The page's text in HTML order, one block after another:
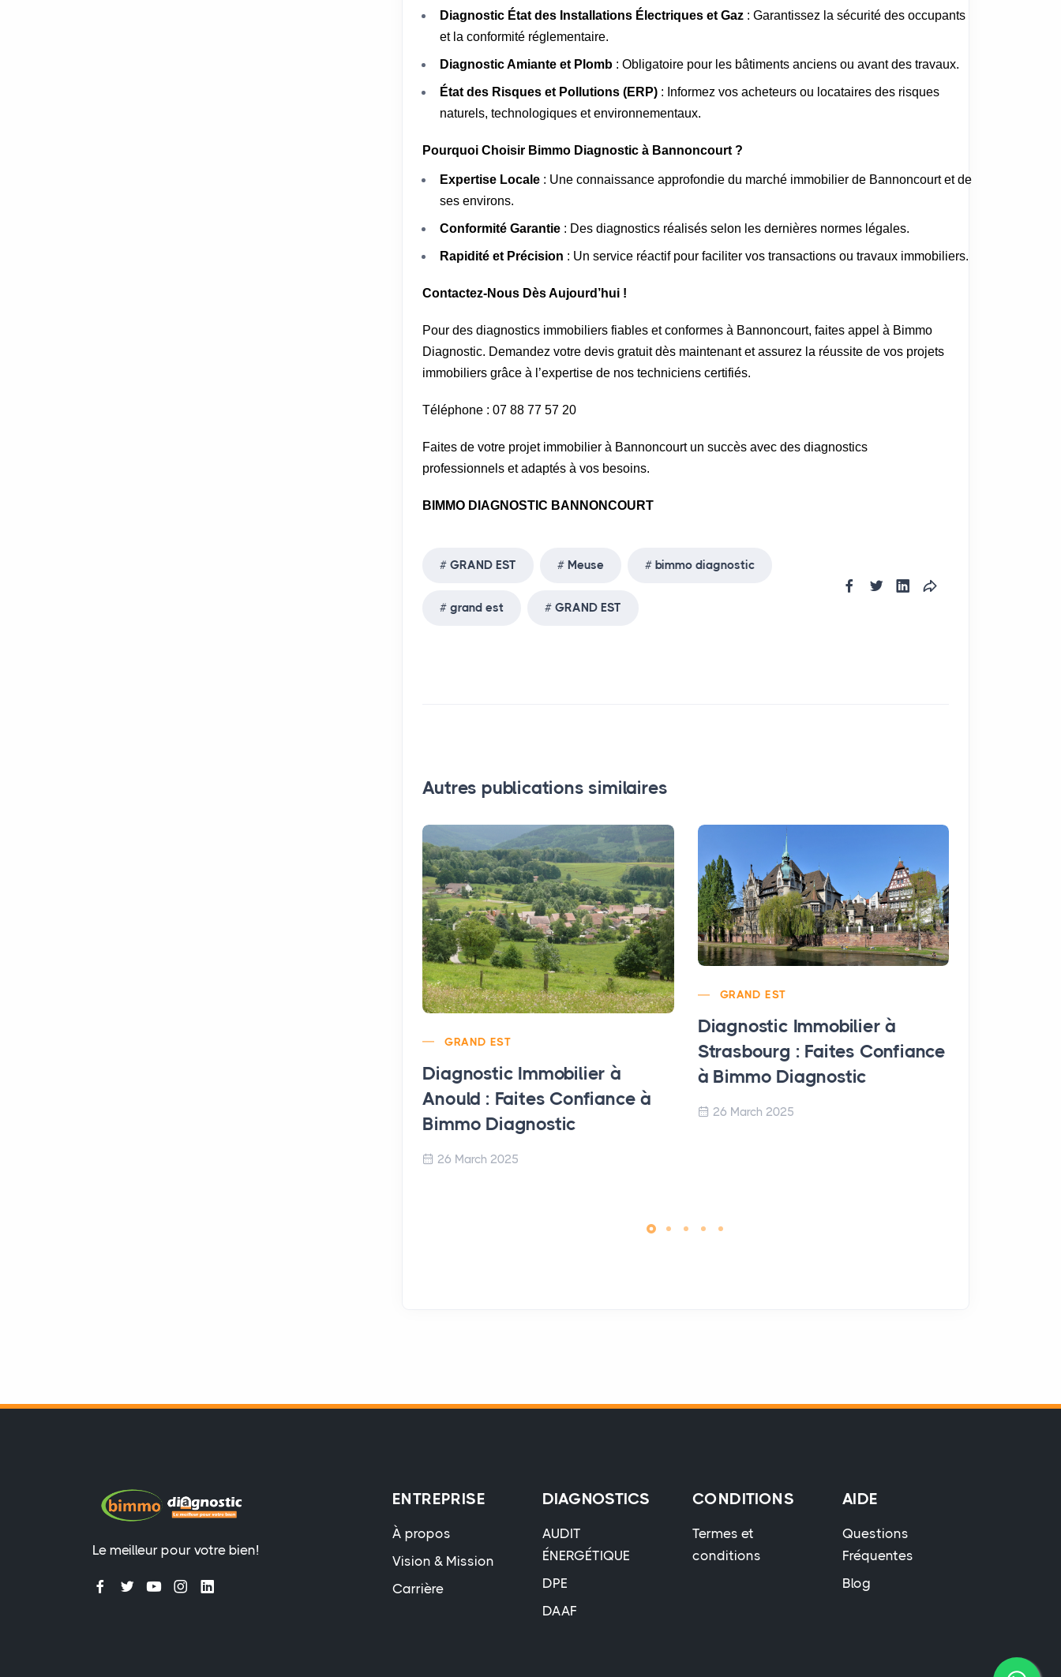
Diagnostic État des Installations Électriques et Gaz : Garantissez la sécurité des occupants
et la conformité réglementaire.
Diagnostic Amiante et Plomb : Obligatoire pour les bâtiments anciens ou avant des travaux.
État des Risques et Pollutions (ERP) : Informez vos acheteurs ou locataires des risques
naturels, technologiques et environnementaux.
Pourquoi Choisir Bimmo Diagnostic à Bannoncourt ?
Expertise Locale : Une connaissance approfondie du marché immobilier de Bannoncourt et de
ses environs.
Conformité Garantie : Des diagnostics réalisés selon les dernières normes légales.
Rapidité et Précision : Un service réactif pour faciliter vos transactions ou travaux immobiliers.
Contactez-Nous Dès Aujourd’hui !
Pour des diagnostics immobiliers fiables et conformes à Bannoncourt, faites appel à Bimmo
Diagnostic. Demandez votre devis gratuit dès maintenant et assurez la réussite de vos projets
immobiliers grâce à l’expertise de nos techniciens certifiés.
Téléphone : 07 88 77 57 20
Faites de votre projet immobilier à Bannoncourt un succès avec des diagnostics
professionnels et adaptés à vos besoins.
BIMMO DIAGNOSTIC BANNONCOURT
GRAND EST Meuse bimmo diagnostic
grand est GRAND EST
Autres publications similaires
GRAND EST
Diagnostic Immobilier à
Anould : Faites Confiance à
Bimmo Diagnostic
26 March 2025
GRAND EST
Diagnostic Immobilier à
Strasbourg : Faites Confiance
à Bimmo Diagnostic
26 March 2025
Le meilleur pour votre bien!
ENTREPRISE
À propos
Vision & Mission
Carrière
DIAGNOSTICS
AUDIT
ÉNERGÉTIQUE
DPE
DAAF
CONDITIONS
Termes et
conditions
AIDE
Questions
Fréquentes
Blog